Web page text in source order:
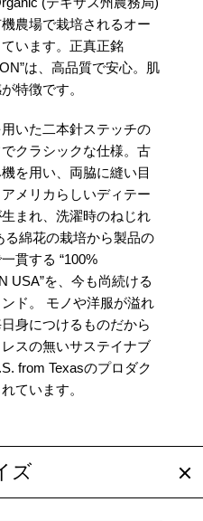
農場で栽培されるオー
います。正真正銘
は、高品質で安心。肌
特徴です。
いた二本針ステッチの
クラシックな仕様。古
を用い、両脇に縫い目
メリカらしいディテー
まれ、洗濯時のねじれ
る綿花の栽培から製品の
貫する “100%
USA”を、今も尚続ける
ド。
モノや洋服が溢れ
身につけるものだから
スの無いサステイナブ
from Texasのプロダク
ています。
ズ